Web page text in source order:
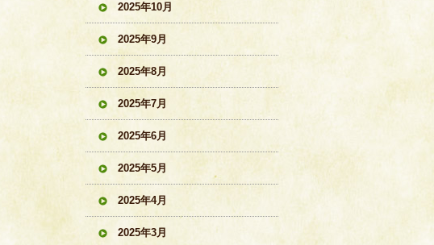
2025年10月
2025年9月
2025年8月
2025年7月
2025年6月
2025年5月
2025年4月
2025年3月